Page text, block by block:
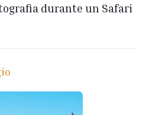
durante un Safari